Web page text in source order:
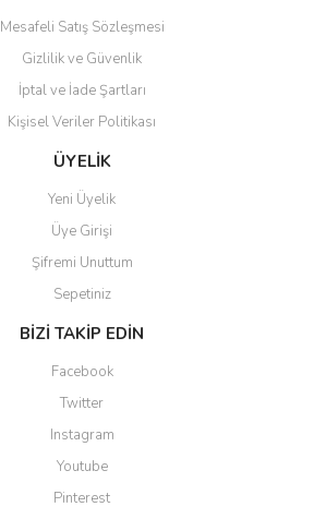
Gönder
Mesafeli Satış Sözleşmesi
Gizlilik ve Güvenlik
İptal ve İade Şartları
Kişisel Veriler Politikası
ÜYELİK
Yeni Üyelik
Üye Girişi
Şifremi Unuttum
Sepetiniz
BİZİ TAKİP EDİN
Facebook
Twitter
Instagram
Youtube
Pinterest